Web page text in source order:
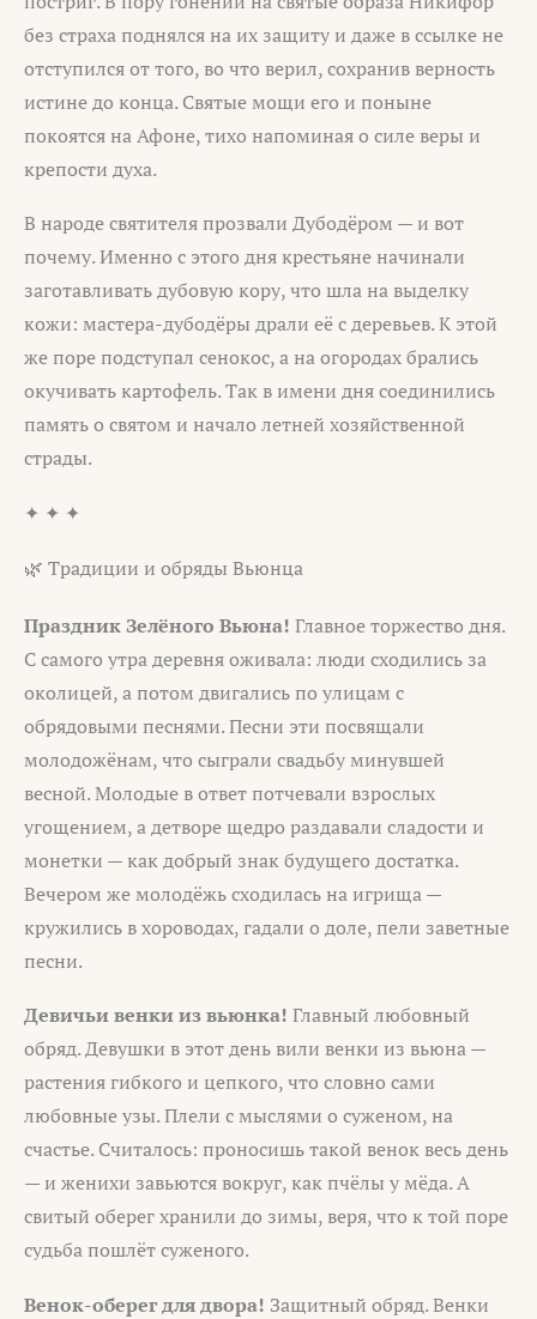
без страха поднялся на их защиту и даже в ссылке не
отступился от того, во что верил, сохранив верность
истине до конца. Святые мощи его и поныне
покоятся на Афоне, тихо напоминая о силе веры и
крепости духа.
В народе святителя прозвали Дубодёром — и вот
почему. Именно с этого дня крестьяне начинали
заготавливать дубовую кору, что шла на выделку
кожи: мастера-дубодёры драли её с деревьев. К этой
же поре подступал сенокос, а на огородах брались
окучивать картофель. Так в имени дня соединились
память о святом и начало летней хозяйственной
страды.
✦ ✦ ✦
🌿 Традиции и обряды Вьюнца
Праздник Зелёного Вьюна! Главное торжество дня.
С самого утра деревня оживала: люди сходились за
околицей, а потом двигались по улицам с
обрядовыми песнями. Песни эти посвящали
молодожёнам, что сыграли свадьбу минувшей
весной. Молодые в ответ потчевали взрослых
угощением, а детворе щедро раздавали сладости и
монетки — как добрый знак будущего достатка.
Вечером же молодёжь сходилась на игрища —
кружились в хороводах, гадали о доле, пели заветные
песни.
Девичьи венки из вьюнка! Главный любовный
обряд. Девушки в этот день вили венки из вьюна —
растения гибкого и цепкого, что словно сами
любовные узы. Плели с мыслями о суженом, на
счастье. Считалось: проносишь такой венок весь день
— и женихи завьются вокруг, как пчёлы у мёда. А
свитый оберег хранили до зимы, веря, что к той поре
судьба пошлёт суженого.
Венок-оберег для двора! Защитный обряд. Венки